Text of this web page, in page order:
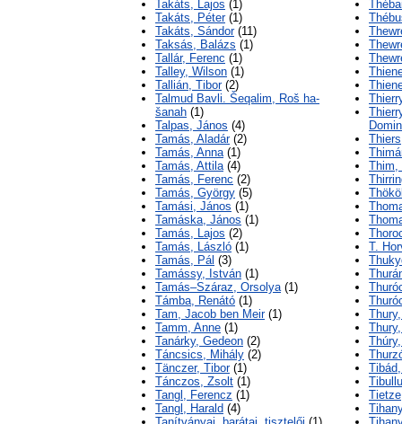
Takáts, Lajos (1)
Takáts, Péter(1)
Takáts, Sándor(11)
Taksás, Balázs (1)
Tallár, Ferenc (1)
Talley, Wilson (1)
Tallián, Tibor(2)
Talmud Bavli. Šeqalim, Roš ha-
šanah (1)
Talpas, János (4)
Tamás, Aladár(2)
Tamás, Anna(1)
Tamás, Attila(4)
Tamás, Ferenc (2)
Tamás, György (5)
Tamási, János (1)
Tamáska, János (1)
Tamás, Lajos (2)
Tamás, László (1)
Tamás, Pál (3)
Tamássy, István (1)
Tamás–Száraz, Orsolya(1)
Támba, Renátó (1)
Tam, Jacob ben Meir(1)
Tamm, Anne (1)
Tanárky, Gedeon (2)
Táncsics, Mihály (2)
Tänczer, Tibor(1)
Tánczos, Zsolt (1)
Tangl, Ferencz (1)
Tangl, Harald (4)
Thim,
T.